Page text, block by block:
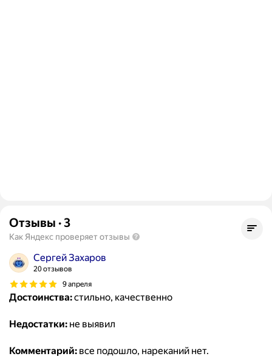
Отзывы · 3
Как Яндекс проверяет отзывы
Сергей Захаров
20 отзывов
9 апреля
Достоинства:стильно, качественно
Недостатки: не выявил
Комментарий: все подошло, нареканий нет.